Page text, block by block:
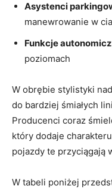
Asystenci
manewrowanie​ w
Funkcje
poziomach
W obrębie stylistyki
⁣do bardziej śmiałych
Producenci coraz
który dodaje‍
pojazdy⁣ te przyciągają
W tabeli poniżej